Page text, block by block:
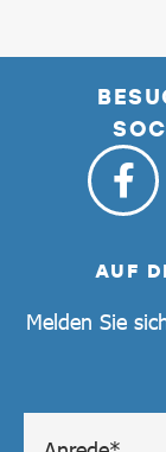
AUF
Melden Sie